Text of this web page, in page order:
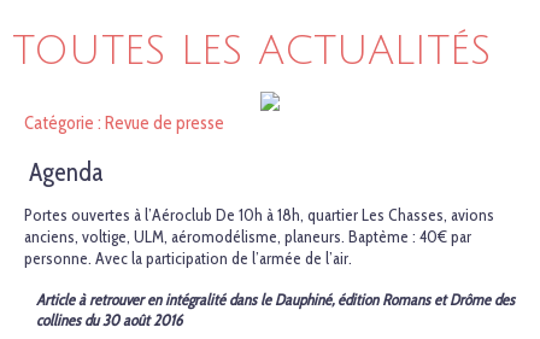
TOUTES LES ACTUALITÉS
Catégorie : Revue de presse
Agenda
Portes ouvertes à l’Aéroclub De 10h à 18h, quartier Les Chasses, avions
anciens, voltige, ULM, aéromodélisme, planeurs. Baptème : 40€ par
personne. Avec la participation de l’armée de l’air.
Article à retrouver en intégralité dans le Dauphiné, édition Romans et Drôme des
collines du 30 août 2016